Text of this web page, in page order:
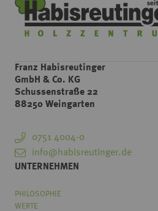
Franz Habisreutinger
GmbH & Co. KG
Schussenstraße 22
88250 Weingarten
0751 4004-0
info@habisreutinger.de
UNTERNEHMEN
PHILOSOPHIE
WERTE